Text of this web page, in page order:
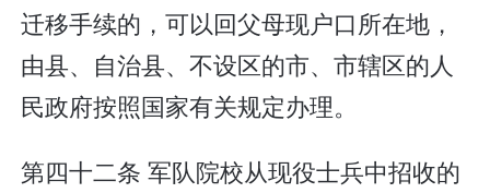
迁移手续的，可以回父母现户口所在地，
由县、自治县、不设区的市、市辖区的人
民政府按照国家有关规定办理。
第四十二条 军队院校从现役士兵中招收的